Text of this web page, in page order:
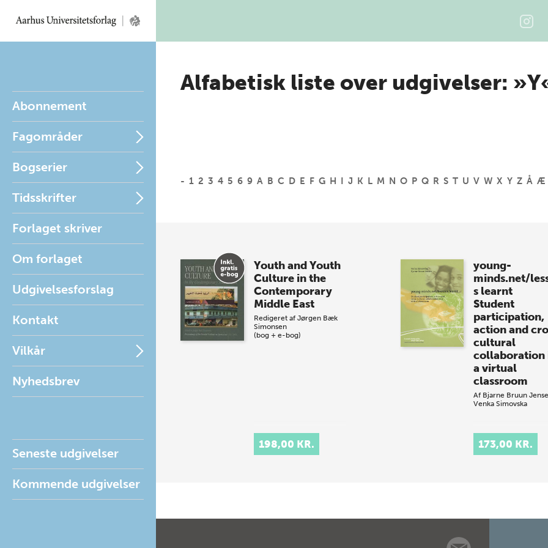
Abonnement
Fagområder
Bogserier
Tidsskrifter
Forlaget skriver
Om forlaget
Udgivelsesforslag
Kontakt
Vilkår
Nyhedsbrev
Seneste udgivelser
Kommende udgivelser
Alfabetisk liste over udgivelser:
- 1 2 3 4 5 6 9 A B C D E F G H I J K L M N O P Q R S T U V W X Y Z Å Æ
Youth and Youth
Culture in the
Contemporary
Middle East
Redigeret af Jørgen Bæk
Simonsen
(bog + e-bog)
198,00 KR.
young-
minds.net/
s learnt
Student
participation,
action and
cultural
collaboration
a virtual
classroom
Af Bjarne Bruun
Venka Simovska
173,00 KR.